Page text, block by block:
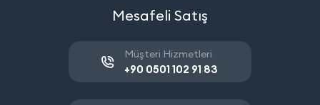
Mesafeli Satış
Müşteri Hizmetleri
+90 0501 102 91 83